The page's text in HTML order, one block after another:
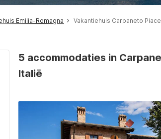
Emilia-Romagna Vakantiehuis Carpaneto
5 accommodaties in
Italië